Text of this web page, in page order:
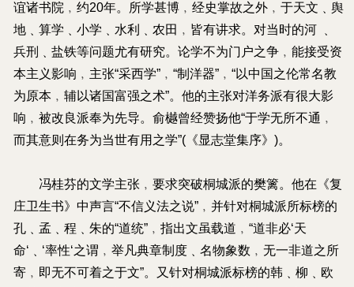
谊诸书院﹐约20年。所学甚博﹐经史掌故之外﹐于天文﹑舆
地﹑算学﹑小学﹑水利﹑农田﹐皆有讲求。对当时的河 ﹑
兵刑﹑盐铁等问题尤有研究。论学不为门户之争﹐能接受资
本主义影响﹐主张“采西学”﹐“制洋器”﹐“以中国之伦常名教
为原本﹐辅以诸国富强之术”。他的主张对洋务派有很大影
响﹐被改良派奉为先导。俞樾曾经赞扬他“于学无所不通﹐
而其意则在务为当世有用之学”(《显志堂集序》)。
冯桂芬的文学主张﹐要求突破桐城派的樊篱。他在《复
庄卫生书》中声言“不信义法之说”﹐并针对桐城派所标榜的
孔﹑孟﹑程﹑朱的“道统”﹐指出文虽载道﹐“道非必‘天
命‘﹑‘率性‘之谓﹐举凡典章制度﹑名物象数﹐无一非道之所
寄﹐即无不可着之于文”。又针对桐城派标榜的韩﹑柳﹑欧